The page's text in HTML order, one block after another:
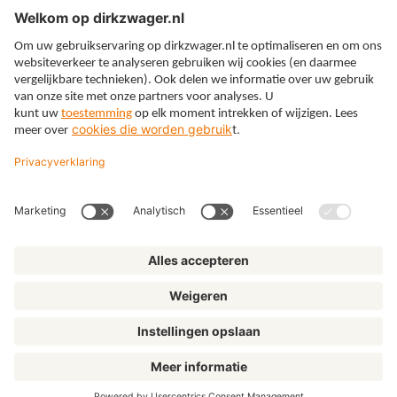
Expertises
Thema’s
Algemene voorwaardenPrivacy